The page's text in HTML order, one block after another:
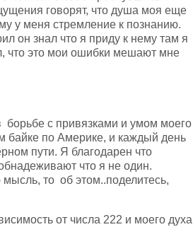
говорят, что душа моя еще
у меня стремление к познанию.
он знал что я приду к нему там я
что это мои ошибки мешают мне
борьбе с привязками и умом моего
байке по Америке, и каждый день
пути. Я благодарен что
что я не один.
мысль, то об этом..поделитесь,
от числа 222 и моего духа